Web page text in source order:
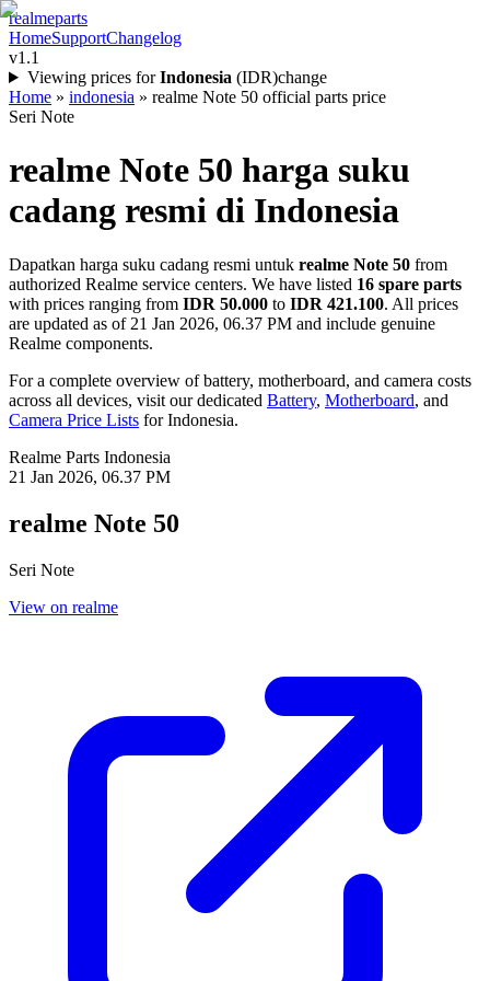
realmeparts
HomeSupportChangelog
v1.1
Viewing prices for Indonesia (IDR)change
Home » indonesia » realme Note 50 official parts price
Seri Note
realme Note 50 harga suku
cadang resmi di Indonesia
Dapatkan harga suku cadang resmi untuk realme Note 50 from
authorized Realme service centers. We have listed 16 spare parts
with prices ranging from IDR 50.000 to IDR 421.100. All prices
are updated as of 21 Jan 2026, 06.37 PM and include genuine
Realme components.
For a complete overview of battery, motherboard, and camera costs
across all devices, visit our dedicated Battery, Motherboard, and
Camera Price Lists forIndonesia.
Realme Parts Indonesia
21 Jan 2026, 06.37 PM
realme Note 50
Seri Note
View on realme